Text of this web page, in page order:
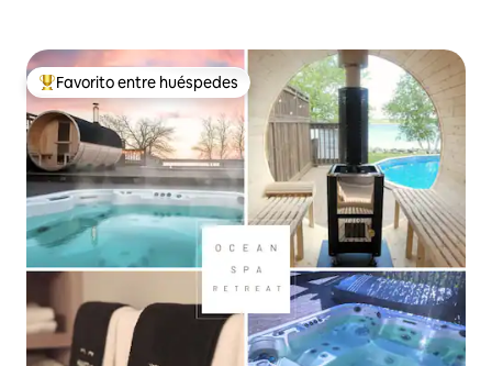
Favorito entre huéspedes preferido
Favorito entre huéspedes